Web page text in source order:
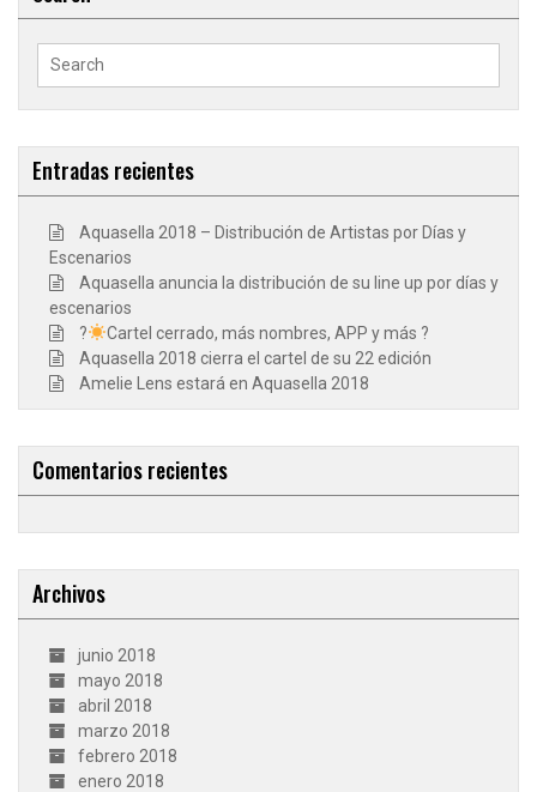
Search
Entradas recientes
Aquasella 2018 – Distribución de Artistas por Días y
Escenarios
Aquasella anuncia la distribución de su line up por días y
escenarios
?
Cartel cerrado, más nombres, APP y más ?
Aquasella 2018 cierra el cartel de su 22 edición
Amelie Lens estará en Aquasella 2018
Comentarios recientes
Archivos
junio 2018
mayo 2018
abril 2018
marzo 2018
febrero 2018
enero 2018